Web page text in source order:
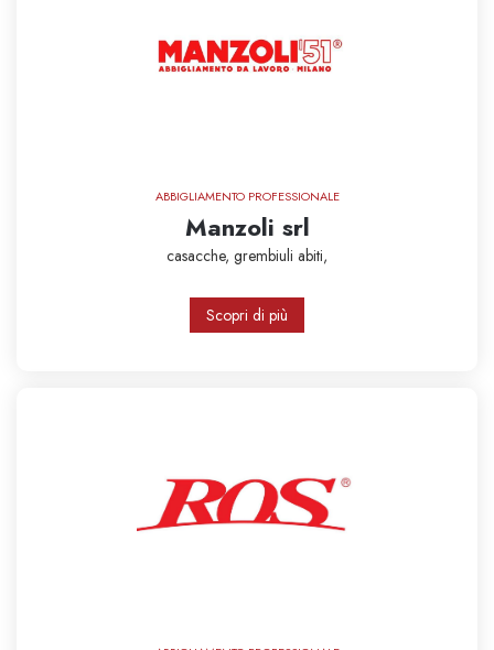
ABBIGLIAMENTO PROFESSIONALE
Manzoli srl
casacche, grembiuli abiti,
Scopri di più